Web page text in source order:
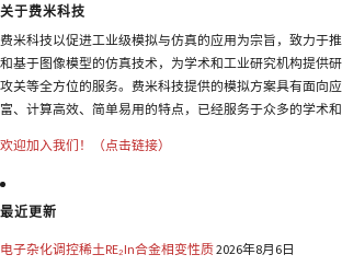
关于费米科技
费米科技以促进工业级模拟与仿真的应用为宗旨，致力于
和基于图像模型的仿真技术，为学术和工业研究机构提供
攻关等全方位的服务。费米科技提供的模拟方案具有面向
富、计算高效、简单易用的特点，已经服务于众多的学术和
欢迎加入我们！（点击链接）
最近更新
电子杂化调控稀土RE₂In合金相变性质2026年8月6日